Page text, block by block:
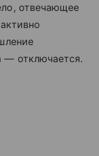
отвечающее
— отключается.